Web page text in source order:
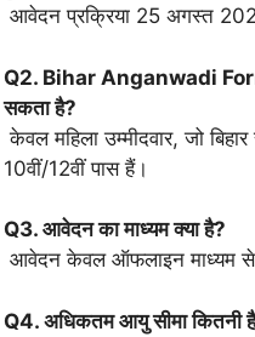
आवेदन प्रक्रिया 25 अगस्त
Q2. Bihar Anganwadi
सकता है?
केवल महिला उम्मीदवार, जो
10वीं/12वीं पास हैं।
Q3. आवेदन का माध्यम क्या है?
आवेदन केवल ऑफलाइन माध्यम से
Q4. अधिकतम आयु सीमा कितनी